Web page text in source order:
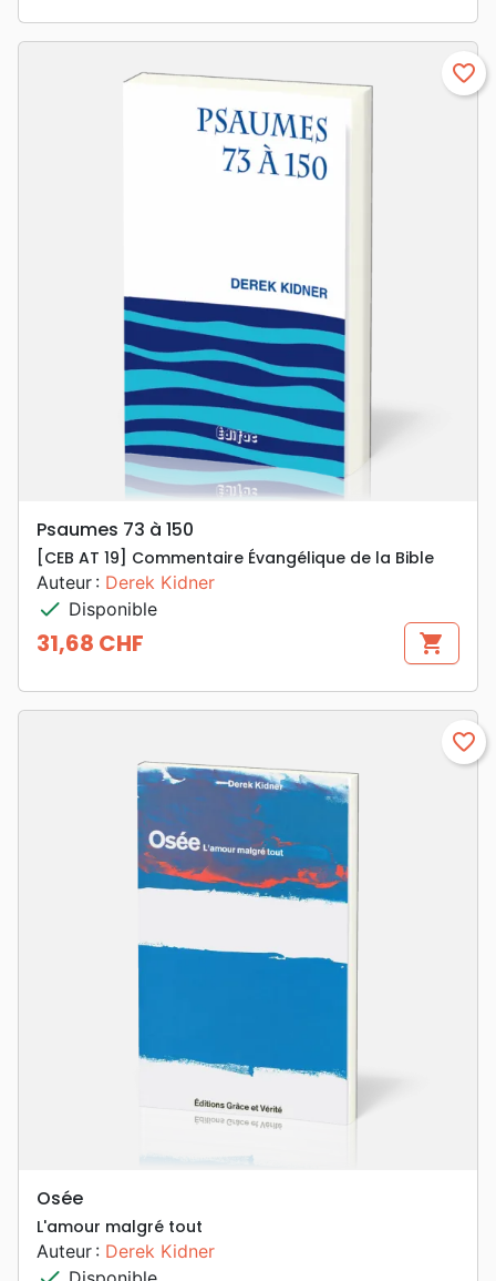
favorite_border
Psaumes 73 à 150
[CEB AT 19] Commentaire Évangélique de la Bible
Auteur : Derek Kidner
check Disponible
Prix
31,68 CHF shopping_cart
favorite_border
Osée
L'amour malgré tout
Auteur : Derek Kidner